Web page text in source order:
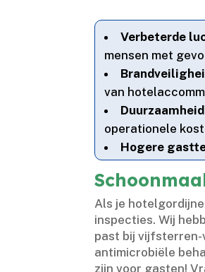
Verbeterde
mensen met
van
operationele
Hogere
Als je
inspecties.​ Wij
past bij vijfsterren-
antimicrobiële
zijn voor gasten!